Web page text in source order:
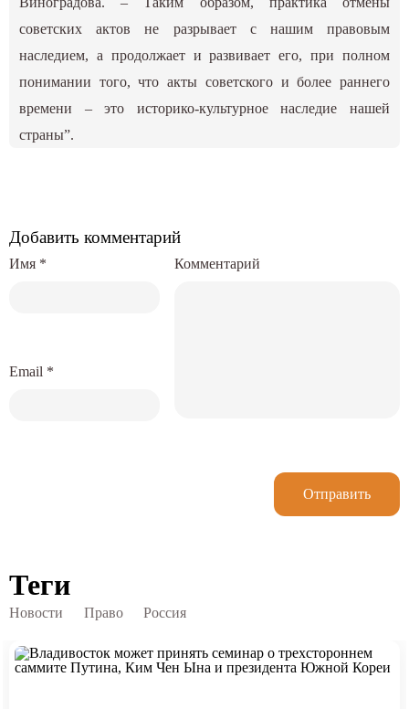
советских актов не разрывает с нашим правовым
наследием, а продолжает и развивает его, при полном
понимании того, что акты советского и более раннего
времени – это историко-культурное наследие нашей
страны”.
Добавить комментарий
Комментарий
Имя *
Email *
Отправить
Теги
Новости Право Россия